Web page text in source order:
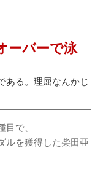
ーバーで泳
ある。理屈なんかじ
で、
ルを獲得した柴田亜